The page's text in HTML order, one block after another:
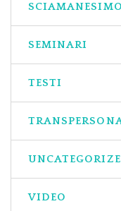
SCIAMANESIMO
SEMINARI
TESTI
VIDEO